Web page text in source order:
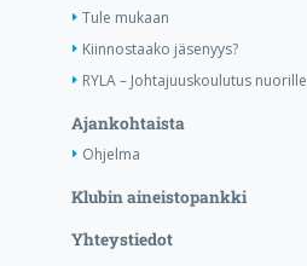
Tule mukaan
Kiinnostaako jäsenyys?
RYLA – Johtajuuskoulutus nuorille
Ajankohtaista
Ohjelma
Klubin aineistopankki
Yhteystiedot